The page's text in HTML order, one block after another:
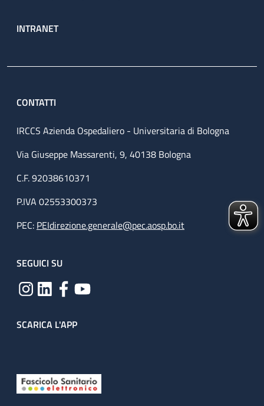
INTRANET
CONTATTI
IRCCS Azienda Ospedaliero - Universitaria di Bologna
Via Giuseppe Massarenti, 9, 40138 Bologna
C.F. 92038610371
P.IVA 02553300373
PEC: PEIdirezione.generale@pec.aosp.bo.it
SEGUICI SU
SCARICA L'APP